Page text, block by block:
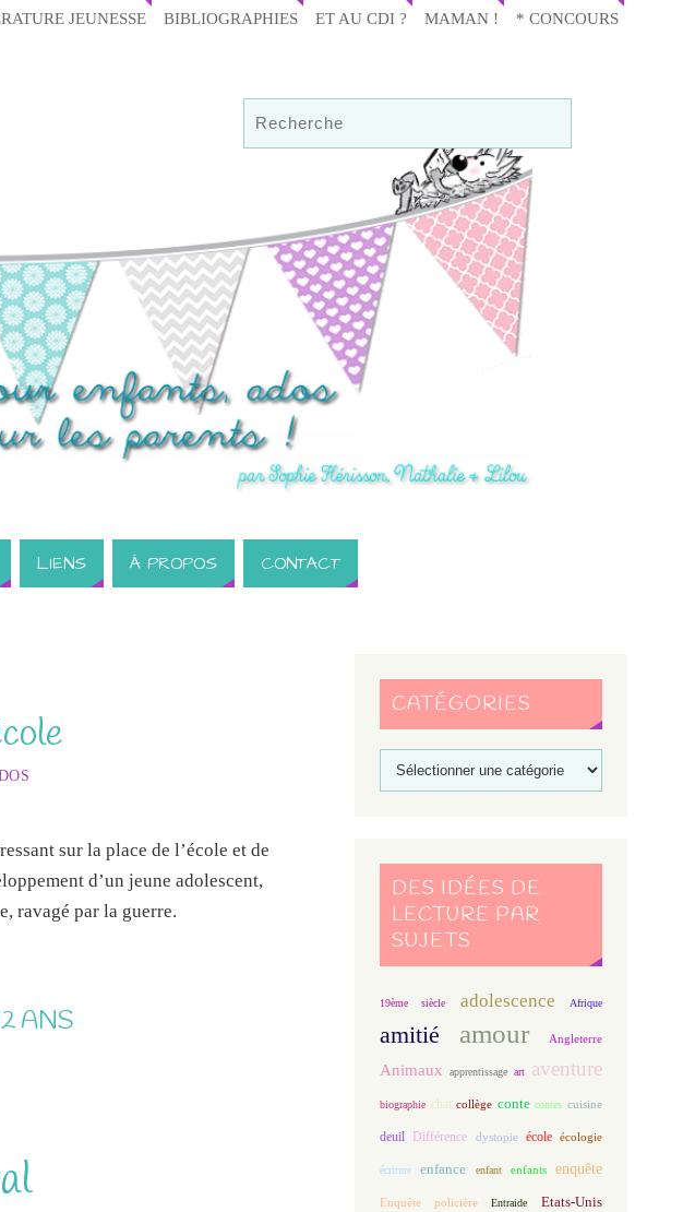
JEUNESSE BIBLIOGRAPHIES ET AU CDI ? MAMAN ! * CONCOURS
LIENS À PROPOS CONTACT
sur la place de l’école et de
d’un jeune adolescent,
ravagé par la guerre.
ANS
CATÉGORIES
DES IDÉES DE
LECTURE PAR
SUJETS
19ème siècle adolescence Afrique
amitié amour Angleterre
Animaux apprentissage art aventure
biographie chat collège conte contes cuisine
deuil Différence dystopie école écologie
écriture enfance enfant enfants enquête
Enquête policière Entraide Etats-Unis